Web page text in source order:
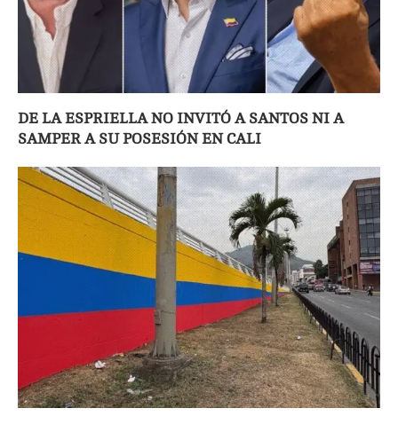
DE LA ESPRIELLA NO INVITÓ A SANTOS NI A
SAMPER A SU POSESIÓN EN CALI